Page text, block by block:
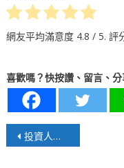
網友平均滿意度 4.8 / 5. 評
喜歡嗎？快按讚、留言、分
文投資人湧入科技股的瘋狂情緒是否已接近尾聲？